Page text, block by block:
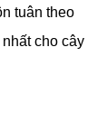
tuân theo
cho cây